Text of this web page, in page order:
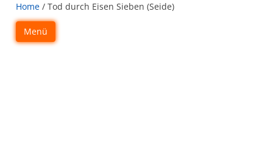
Home / Tod durch Eisen Sieben (Seide)
Menü